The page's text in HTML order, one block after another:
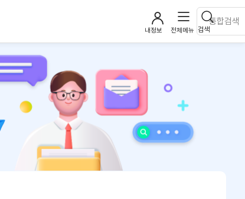
검색
내정보 전체메뉴